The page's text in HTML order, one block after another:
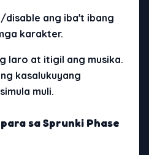
ang iba't ibang
karakter.
laro at itigil ang musika.
kasalukuyang
muli.
sa Sprunki Phase